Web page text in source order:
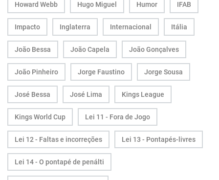
Howard Webb Hugo Miguel Humor IFAB
Impacto Inglaterra Internacional Itália
João Bessa João Capela João Gonçalves
João Pinheiro Jorge Faustino Jorge Sousa
José Bessa José Lima Kings League
Kings World Cup Lei 11 - Fora de Jogo
Lei 12 - Faltas e incorreções Lei 13 - Pontapés-livres
Lei 14 - O pontapé de penálti